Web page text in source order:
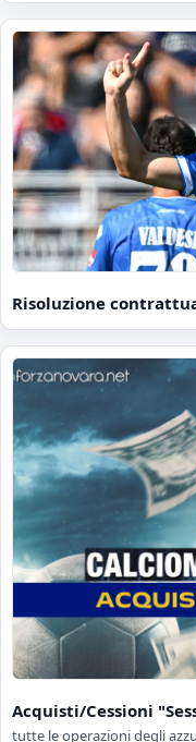
Risoluzione
Acquisti/Cessioni
tutte le operazioni degli